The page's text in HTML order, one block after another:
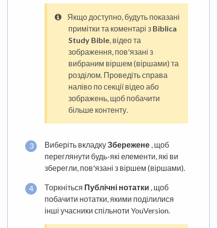
Якщо доступно, будуть показані
примітки та коментарі з Biblica
Study Bible, відео та
зображення, пов'язані з
вибраним віршем (віршами) та
розділом. Проведіть справа
наліво по секції відео або
зображень, щоб побачити
більше контенту.
Виберіть вкладкуЗбережене , щоб
переглянути будь-які елементи, які ви
зберегли, пов'язані з віршем (віршами).
Торкніться Публічні нотатки , щоб
побачити нотатки, якими поділилися
інші учасники спільноти YouVersion.